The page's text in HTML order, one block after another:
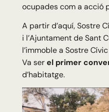
ocupades com a acció
A partir d’aquí, Sostre
i l’Ajuntament de Sant
l’immoble a Sostre
Va serel primer
d’habitatge.